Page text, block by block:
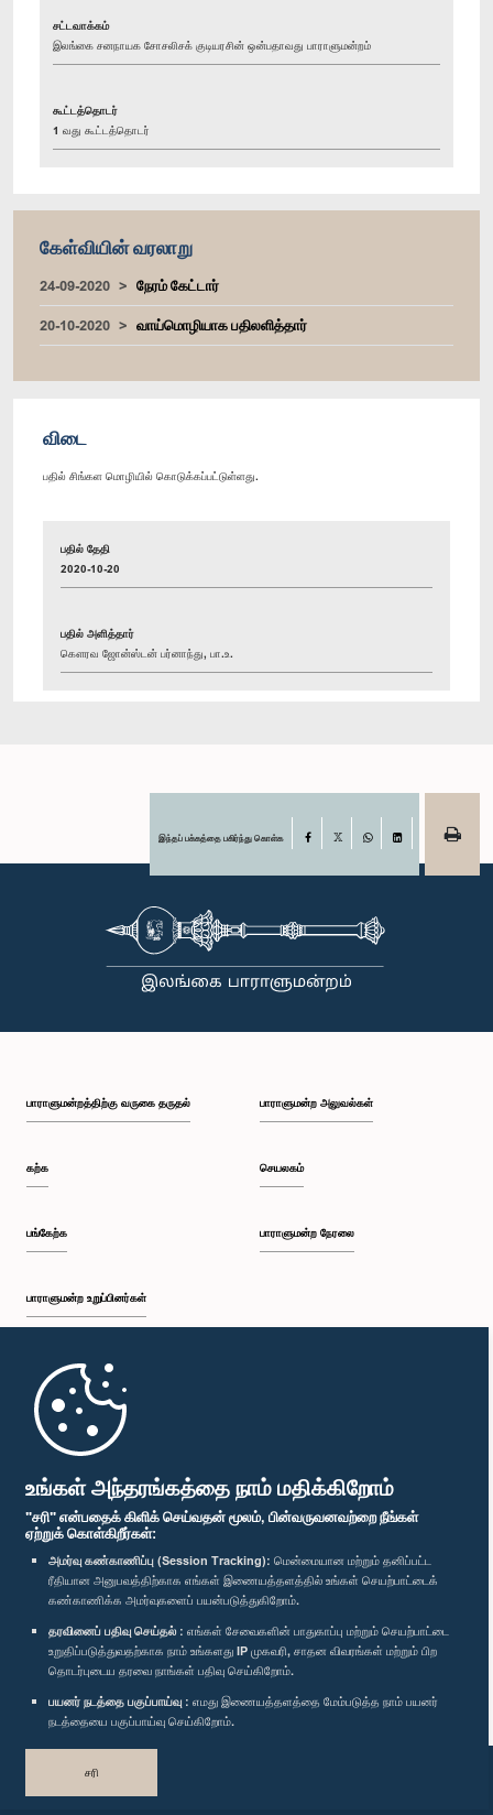
உங்கள் அந்தரங்கத்தை நாம் மதிக்கிறோம்
"சரி" என்பதைக் கிளிக் செய்வதன் மூலம், பின்வருவனவற்றை நீங்கள்
ஏற்றுக் கொள்கிறீர்கள்:
அமர்வு கண்காணிப்பு (Session Tracking): மென்மையான மற்றும் தனிப்பட்ட
ரீதியான அனுபவத்திற்காக எங்கள் இணையத்தளத்தில் உங்கள் செயற்பாட்டைக்
கண்காணிக்க அமர்வுகளைப் பயன்படுத்துகிறோம்.
தரவினைப் பதிவு செய்தல் : எங்கள் சேவைகளின் பாதுகாப்பு மற்றும் செயற்பாட்டை
உறுதிப்படுத்துவதற்காக நாம் உங்களது IP முகவரி, சாதன விவரங்கள் மற்றும் பிற
தொடர்புடைய தரவை நாங்கள் பதிவு செய்கிறோம்.
பயனர் நடத்தை பகுப்பாய்வு : எமது இணையத்தளத்தை மேம்படுத்த நாம் பயனர்
நடத்தையை பகுப்பாய்வு செய்கிறோம்.
சரி
சட்டவாக்கம்
இலங்கை சனநாயக சோசலிசக் குடியரசின் ஒன்பதாவது பாராளுமன்றம்
கூட்டத்தொடர்
1 வது கூட்டத்தொடர்
கேள்வியின் வரலாறு
24-09-2020
நேரம் கேட்டார்
20-10-2020
வாய்மொழியாக பதிலளித்தார்
விடை
பதில் சிங்கள மொழியில் கொடுக்கப்பட்டுள்ளது.
பதில் தேதி
2020-10-20
பதில் அளித்தார்
கௌரவ ஜோன்ஸ்டன் பர்னாந்து, பா.உ.
இந்தப் பக்கத்தை பகிர்ந்து கொள்க Facebook
பாராளுமன்றத்திற்கு வருகை தருதல்
கற்க
பங்கேற்க
பாராளுமன்ற உறுப்பினர்கள்
முதற்பக்கம்
பாராளுமன்ற அலுவல்கள்
செயலகம்
பாராளுமன்ற நேரலை
பாராளுமன்ற கையடக்க செயலி
எம்மை பின்தொடர்க :
விருதுகள்
தனியுரிமைக் கொள்கை